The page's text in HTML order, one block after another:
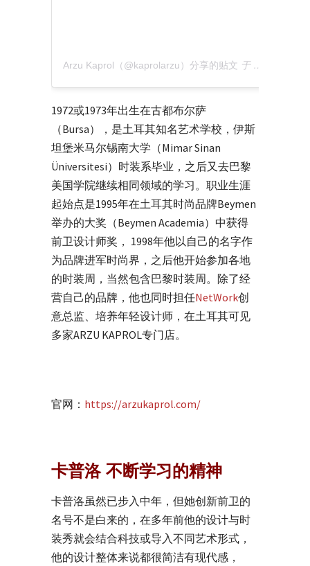
Arzu Kaprol（@kaprolarzu）分享的贴文 于 PDT 2020
1972或1973年出生在古都布尔萨
（Bursa），是土耳其知名艺术学校，伊斯
坦堡米马尔锡南大学（Mimar Sinan
Üniversitesi）时装系毕业，之后又去巴黎
美国学院继续相同领域的学习。职业生涯
起始点是1995年在土耳其时尚品牌Beymen
举办的大奖（Beymen Academia）中获得
前卫设计师奖， 1998年他以自己的名字作
为品牌进军时尚界，之后他开始参加各地
的时装周，当然包含巴黎时装周。除了经
营自己的品牌，他也同时担任NetWork创
意总监、培养年轻设计师，在土耳其可见
多家ARZU KAPROL专门店。
官网： https://arzukaprol.com/
卡普洛 不断学习的精神
卡普洛虽然已步入中年，但她创新前卫的
名号不是白来的，在多年前他的设计与时
装秀就会结合科技或导入不同艺术形式，
他的设计整体来说都很简洁有现代感，